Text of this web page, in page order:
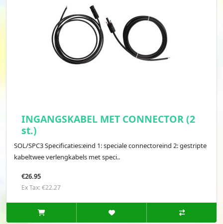
INGANGSKABEL MET CONNECTOR (2
st.)
SOL/SPC3 Specificaties:eind 1: speciale connectoreind 2: gestripte
kabeltwee verlengkabels met speci..
€26.95
Ex Tax: €22.27